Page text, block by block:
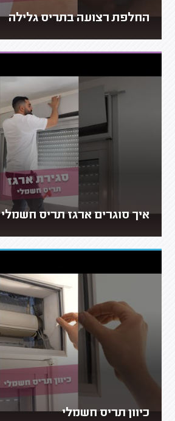
החלפת רצועה בתריס גלילה
איך סוגרים ארגז תריס חשמלי
כיוון תריס חשמלי